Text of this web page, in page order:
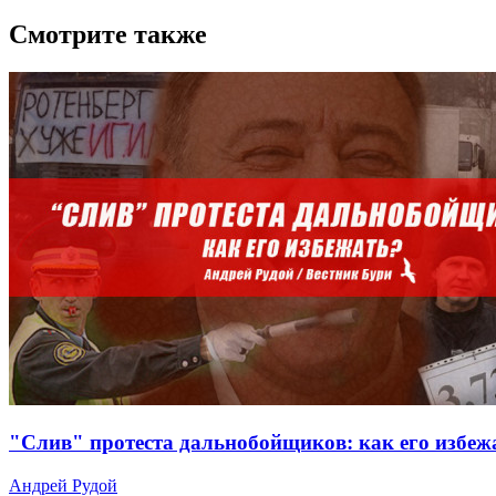
Смотрите также
"Слив" протеста дальнобойщиков: как его
Андрей Рудой